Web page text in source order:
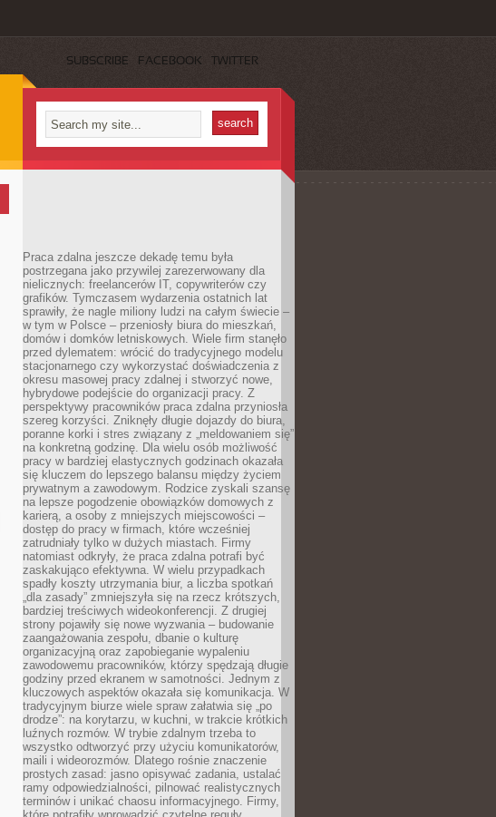
SUBSCRIBE FACEBOOK TWITTER
Praca zdalna jeszcze dekadę temu była
postrzegana jako przywilej zarezerwowany dla
nielicznych: freelancerów IT, copywriterów czy
grafików. Tymczasem wydarzenia ostatnich lat
sprawiły, że nagle miliony ludzi na całym świecie –
w tym w Polsce – przeniosły biura do mieszkań,
domów i domków letniskowych. Wiele firm stanęło
przed dylematem: wrócić do tradycyjnego modelu
stacjonarnego czy wykorzystać doświadczenia z
okresu masowej pracy zdalnej i stworzyć nowe,
hybrydowe podejście do organizacji pracy. Z
perspektywy pracowników praca zdalna przyniosła
szereg korzyści. Zniknęły długie dojazdy do biura,
poranne korki i stres związany z „meldowaniem się”
na konkretną godzinę. Dla wielu osób możliwość
pracy w bardziej elastycznych godzinach okazała
się kluczem do lepszego balansu między życiem
prywatnym a zawodowym. Rodzice zyskali szansę
na lepsze pogodzenie obowiązków domowych z
karierą, a osoby z mniejszych miejscowości –
dostęp do pracy w firmach, które wcześniej
zatrudniały tylko w dużych miastach. Firmy
natomiast odkryły, że praca zdalna potrafi być
zaskakująco efektywna. W wielu przypadkach
spadły koszty utrzymania biur, a liczba spotkań
„dla zasady” zmniejszyła się na rzecz krótszych,
bardziej treściwych wideokonferencji. Z drugiej
strony pojawiły się nowe wyzwania – budowanie
zaangażowania zespołu, dbanie o kulturę
organizacyjną oraz zapobieganie wypaleniu
zawodowemu pracowników, którzy spędzają długie
godziny przed ekranem w samotności. Jednym z
kluczowych aspektów okazała się komunikacja. W
tradycyjnym biurze wiele spraw załatwia się „po
drodze”: na korytarzu, w kuchni, w trakcie krótkich
luźnych rozmów. W trybie zdalnym trzeba to
wszystko odtworzyć przy użyciu komunikatorów,
maili i wideorozmów. Dlatego rośnie znaczenie
prostych zasad: jasno opisywać zadania, ustalać
ramy odpowiedzialności, pilnować realistycznych
terminów i unikać chaosu informacyjnego. Firmy,